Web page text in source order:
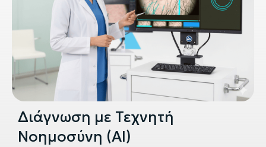
Διάγνωση με Τεχνητή
Νοημοσύνη (AI)